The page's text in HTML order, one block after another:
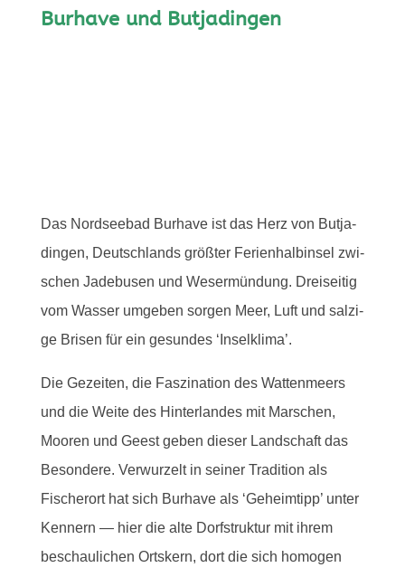
Bur­have und Butjadingen
Das Nord­see­bad Bur­have ist das Herz von But­ja­
din­gen, Deutsch­lands größ­ter Feri­en­halb­in­sel zwi­
schen Jade­bu­sen und Weser­mün­dung. Drei­sei­tig
vom Was­ser umge­ben sor­gen Meer, Luft und sal­zi­
ge Bri­sen für ein gesun­des ‘Insel­kli­ma’.
Die Gezei­ten, die Fas­zi­na­ti­on des Wat­ten­meers
und die Wei­te des Hin­ter­lan­des mit Mar­schen,
Moo­ren und Geest geben die­ser Land­schaft das
Beson­de­re. Ver­wur­zelt in sei­ner Tra­di­ti­on als
Fischer­ort hat sich Bur­have als ‘Geheim­tipp’ unter
Ken­nern — hier die alte Dorf­struk­tur mit ihrem
beschau­li­chen Orts­kern, dort die sich homo­gen